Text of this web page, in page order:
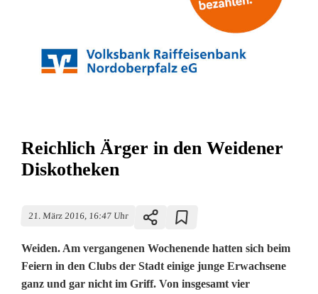
Reichlich Ärger in den Weidener
Diskotheken
21. März 2016, 16:47 Uhr
Weiden. Am vergangenen Wochenende hatten sich beim
Feiern in den Clubs der Stadt einige junge Erwachsene
ganz und gar nicht im Griff. Von insgesamt vier